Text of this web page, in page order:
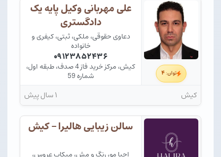
توان:۴
علی مهربانی وکیل پایه یک
دادگستری
دعاوی حقوقی، ملکی، ثبتی، کیفری و
خانواده
۰۹۱۲۳۸۵۲۴۳۶
کیش، مرکز خرید فاز 4 صدف، طبقه اول،
شماره 59
کیش ۱ سال پیش
سالن زیبایی هالیرا – کیش
احیا مو، رنگ و مش، میکاپ عروس،